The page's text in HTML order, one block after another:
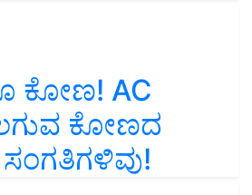
ಕೋಣ! AC
ಕೋಣದ
ಸಂಗತಿಗಳಿವು!